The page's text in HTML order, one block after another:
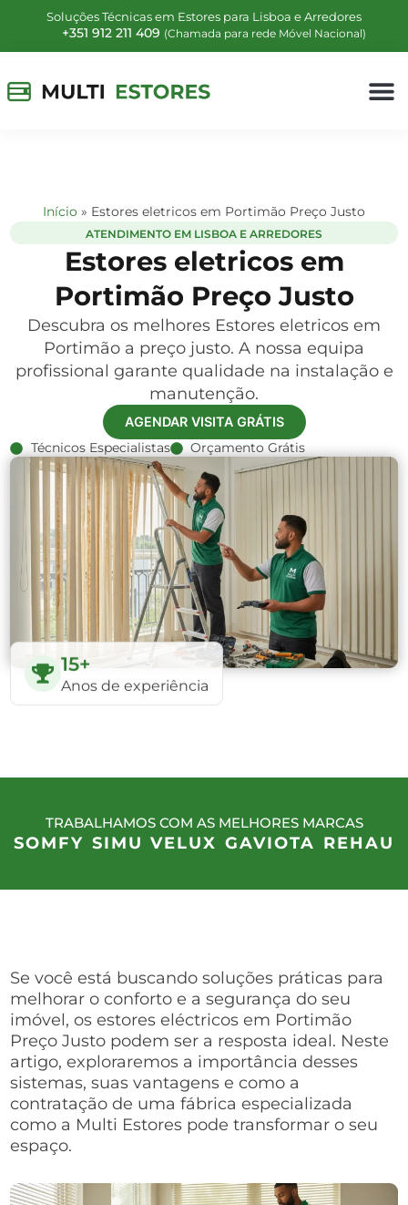
Soluções Técnicas em Estores para Lisboa e Arredores
+351 912 211 409 (Chamada para rede Móvel Nacional)
Início » Estores eletricos em Portimão Preço Justo
ATENDIMENTO EM LISBOA E ARREDORES
Estores eletricos em
Portimão Preço Justo
Descubra os melhores Estores eletricos em
Portimão a preço justo. A nossa equipa
profissional garante qualidade na instalação e
manutenção.
AGENDAR VISITA GRÁTIS
Técnicos Especialistas Orçamento Grátis
15+
Anos de experiência
TRABALHAMOS COM AS MELHORES MARCAS
SOMFY SIMU VELUX GAVIOTA REHAU
Se você está buscando soluções práticas para
melhorar o conforto e a segurança do seu
imóvel, os estores eléctricos em Portimão
Preço Justo podem ser a resposta ideal. Neste
artigo, exploraremos a importância desses
sistemas, suas vantagens e como a
contratação de uma fábrica especializada
como a Multi Estores pode transformar o seu
espaço.